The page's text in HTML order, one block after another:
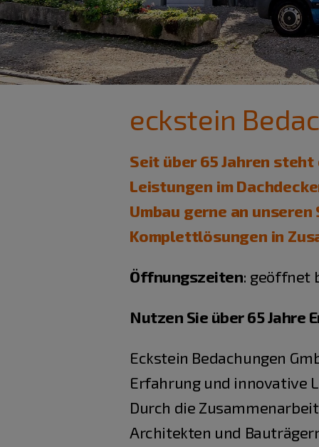
eckstein
Seit über 65 Jahren
Leistungen im
Umbau gerne an
Komplettlösungen in
Öffnungszeiten: geöffnet
Nutzen Sie über 65 Jahre
Eckstein Bedachungen
Erfahrung und innovative
Durch die
Architekten und